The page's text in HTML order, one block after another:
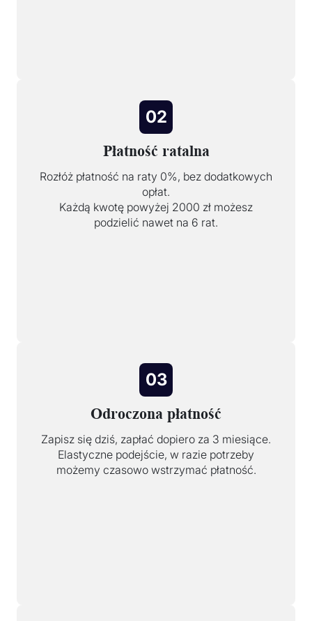
02
Płatność ratalna
Rozłóż płatność na raty 0%, bez dodatkowych
opłat.
Każdą kwotę powyżej 2000 zł możesz
podzielić nawet na 6 rat.
03
Odroczona płatność
Zapisz się dziś, zapłać dopiero za 3 miesiące.
Elastyczne podejście, w razie potrzeby
możemy czasowo wstrzymać płatność.